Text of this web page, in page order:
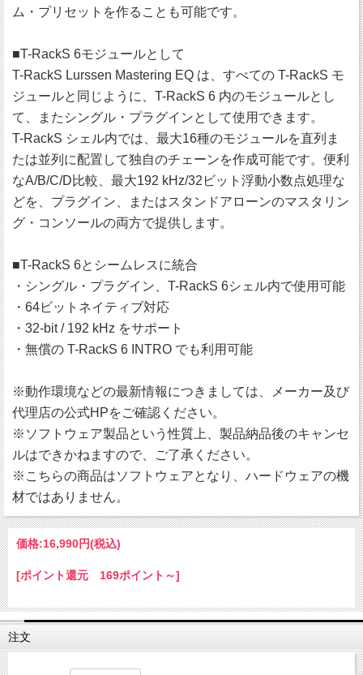
ム・プリセットを作ることも可能です。
■T-RackS 6モジュールとして
T-RackS Lurssen Mastering EQ は、すべての T-RackS モ
ジュールと同じように、T-RackS 6 内のモジュールとし
て、またシングル・プラグインとして使用できます。
T-RackS シェル内では、最大16種のモジュールを直列ま
たは並列に配置して独自のチェーンを作成可能です。便利
なA/B/C/D比較、最大192 kHz/32ビット浮動小数点処理な
どを、プラグイン、またはスタンドアローンのマスタリン
グ・コンソールの両方で提供します。
■T-RackS 6とシームレスに統合
・シングル・プラグイン、T-RackS 6シェル内で使用可能
・64ビットネイティブ対応
・32-bit / 192 kHz をサポート
・無償の T-RackS 6 INTRO でも利用可能
※動作環境などの最新情報につきましては、メーカー及び
代理店の公式HPをご確認ください。
※ソフトウェア製品という性質上、製品納品後のキャンセ
ルはできかねますので、ご了承ください。
※こちらの商品はソフトウェアとなり、ハードウェアの機
材ではありません。
価格:16,990円(税込)
[ポイント還元 169ポイント～]
注文